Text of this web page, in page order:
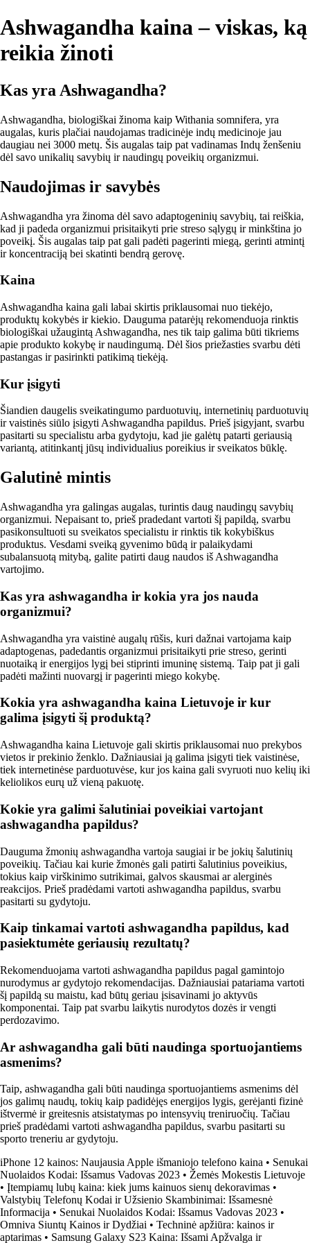
Ashwagandha kaina – viskas, ką
reikia žinoti
Kas yra Ashwagandha?
Ashwagandha, biologiškai žinoma kaip Withania somnifera, yra
augalas, kuris plačiai naudojamas tradicinėje indų medicinoje jau
daugiau nei 3000 metų. Šis augalas taip pat vadinamas Indų ženšeniu
dėl savo unikalių savybių ir naudingų poveikių organizmui.
Naudojimas ir savybės
Ashwagandha yra žinoma dėl savo adaptogeninių savybių, tai reiškia,
kad ji padeda organizmui prisitaikyti prie streso sąlygų ir minkština jo
poveikį. Šis augalas taip pat gali padėti pagerinti miegą, gerinti atmintį
ir koncentraciją bei skatinti bendrą gerovę.
Kaina
Ashwagandha kaina gali labai skirtis priklausomai nuo tiekėjo,
produktų kokybės ir kiekio. Dauguma patarėjų rekomenduoja rinktis
biologiškai užaugintą Ashwagandha, nes tik taip galima būti tikriems
apie produkto kokybę ir naudingumą. Dėl šios priežasties svarbu dėti
pastangas ir pasirinkti patikimą tiekėją.
Kur įsigyti
Šiandien daugelis sveikatingumo parduotuvių, internetinių parduotuvių
ir vaistinės siūlo įsigyti Ashwagandha papildus. Prieš įsigyjant, svarbu
pasitarti su specialistu arba gydytoju, kad jie galėtų patarti geriausią
variantą, atitinkantį jūsų individualius poreikius ir sveikatos būklę.
Galutinė mintis
Ashwagandha yra galingas augalas, turintis daug naudingų savybių
organizmui. Nepaisant to, prieš pradedant vartoti šį papildą, svarbu
pasikonsultuoti su sveikatos specialistu ir rinktis tik kokybiškus
produktus. Vesdami sveiką gyvenimo būdą ir palaikydami
subalansuotą mitybą, galite patirti daug naudos iš Ashwagandha
vartojimo.
Kas yra ashwagandha ir kokia yra jos nauda
organizmui?
Ashwagandha yra vaistinė augalų rūšis, kuri dažnai vartojama kaip
adaptogenas, padedantis organizmui prisitaikyti prie streso, gerinti
nuotaiką ir energijos lygį bei stiprinti imuninę sistemą. Taip pat ji gali
padėti mažinti nuovargį ir pagerinti miego kokybę.
Kokia yra ashwagandha kaina Lietuvoje ir kur
galima įsigyti šį produktą?
Ashwagandha kaina Lietuvoje gali skirtis priklausomai nuo prekybos
vietos ir prekinio ženklo. Dažniausiai ją galima įsigyti tiek vaistinėse,
tiek internetinėse parduotuvėse, kur jos kaina gali svyruoti nuo kelių iki
keliolikos eurų už vieną pakuotę.
Kokie yra galimi šalutiniai poveikiai vartojant
ashwagandha papildus?
Dauguma žmonių ashwagandha vartoja saugiai ir be jokių šalutinių
poveikių. Tačiau kai kurie žmonės gali patirti šalutinius poveikius,
tokius kaip virškinimo sutrikimai, galvos skausmai ar alerginės
reakcijos. Prieš pradėdami vartoti ashwagandha papildus, svarbu
pasitarti su gydytoju.
Kaip tinkamai vartoti ashwagandha papildus, kad
pasiektumėte geriausių rezultatų?
Rekomenduojama vartoti ashwagandha papildus pagal gamintojo
nurodymus ar gydytojo rekomendacijas. Dažniausiai patariama vartoti
šį papildą su maistu, kad būtų geriau įsisavinami jo aktyvūs
komponentai. Taip pat svarbu laikytis nurodytos dozės ir vengti
perdozavimo.
Ar ashwagandha gali būti naudinga sportuojantiems
asmenims?
Taip, ashwagandha gali būti naudinga sportuojantiems asmenims dėl
jos galimų naudų, tokių kaip padidėjęs energijos lygis, gerėjanti fizinė
ištvermė ir greitesnis atsistatymas po intensyvių treniruočių. Tačiau
prieš pradėdami vartoti ashwagandha papildus, svarbu pasitarti su
sporto treneriu ar gydytoju.
iPhone 12 kainos: Naujausia Apple išmaniojo telefono kaina • Senukai
Nuolaidos Kodai: Išsamus Vadovas 2023 • Žemės Mokestis Lietuvoje
• Įtempiamų lubų kaina: kiek jums kainuos sienų dekoravimas •
Valstybių Telefonų Kodai ir Užsienio Skambinimai: Išsamesnė
Informacija • Senukai Nuolaidos Kodai: Išsamus Vadovas 2023 •
Omniva Siuntų Kainos ir Dydžiai • Techninė apžiūra: kainos ir
aptarimas • Samsung Galaxy S23 Kaina: Išsami Apžvalga ir